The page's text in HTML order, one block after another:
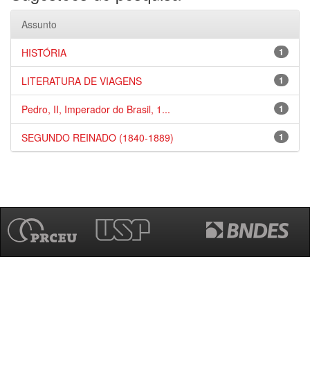
Assunto
1
HISTÓRIA
1
LITERATURA DE VIAGENS
1
Pedro, II, Imperador do Brasil, 1...
1
SEGUNDO REINADO (1840-1889)